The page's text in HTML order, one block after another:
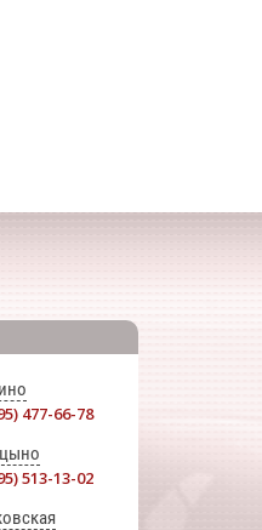
477-66-78
513-13-02